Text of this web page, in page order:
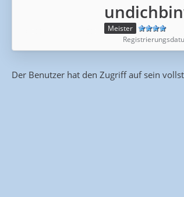
Meister
Der Benutzer hat den Zugriff auf sein